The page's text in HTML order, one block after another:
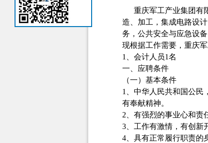
重庆军工产业集团有
造、加工，集成电路设
务，公共安全与应急设
现根据工作需要，重庆
1、会计人员1名
一、应聘条件
（一）基本条件
1、中华人民共和国公民
有奉献精神。
2、有强烈的事业心和责
3、工作有激情，有创新
4、具有正常履行职责的